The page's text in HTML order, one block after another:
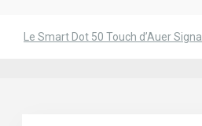
Le Smart Dot 50 Touch d’Auer Signal